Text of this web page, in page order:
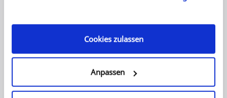
unseren Cookies, wenn Sie unsere Webseite weiterhin
Cookies zulassen
Anpassen
Email、SNMP、Bonjour
暗号化：SSL 3.0、TLS 1.0/1.1/1.2/1.3、HTTPS
認証：802.1X (EAP-MD5、EAP-TLS、EAP-FAST、EAP-TTLS、